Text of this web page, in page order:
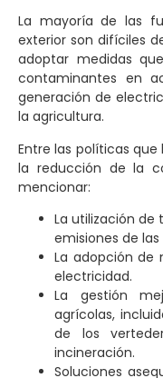
La mayoría de las
exterior son difíciles
adoptar medidas
contaminantes en
generación de
la agricultura.
Entre las políticas
la reducción de la
mencionar:
La utilización de
emisiones de
La adopción de
electricidad.
La gestión
agrícolas,
de los
incineración.
Soluciones